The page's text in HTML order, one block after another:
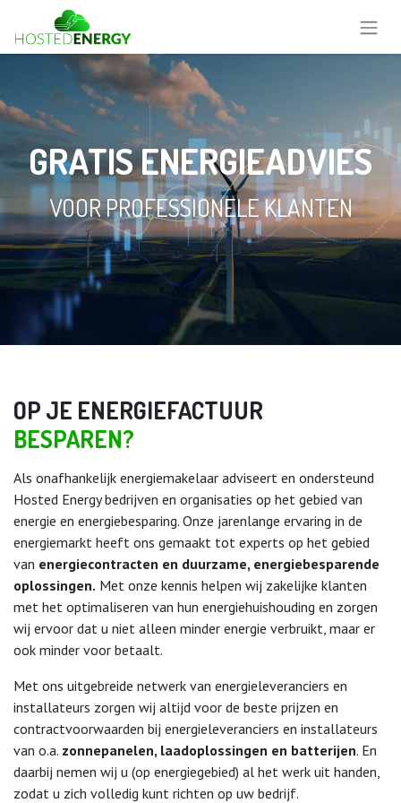
GRATIS ENERGIEADVIES
VOOR PROFESSIONELE KLANTEN
OP JE ENERGIEFACTUUR
BESPAREN?​
Als onafhankelijk energiemakelaar adviseert en ondersteund
Hosted Energy bedrijven en organisaties op het gebied van
energie en energiebesparing. Onze jarenlange ervaring in de
energiemarkt heeft ons gemaakt tot experts op het gebied
van energiecontracten en duurzame, energiebesparende
oplossingen. Met onze kennis helpen wij zakelijke klanten
met het optimaliseren van hun energiehuishouding en zorgen
wij ervoor dat u niet alleen minder energie verbruikt, maar er
ook minder voor betaalt.
Met ons uitgebreide netwerk van energieleveranciers en
installateurs zorgen wij altijd voor de beste prijzen en
contractvoorwaarden bij energieleveranciers en installateurs
van o.a. zonnepanelen, laadoplossingen en batterijen. En
daarbij nemen wij u (op energiegebied) al het werk uit handen,
zodat u zich volledig kunt richten op uw bedrijf.